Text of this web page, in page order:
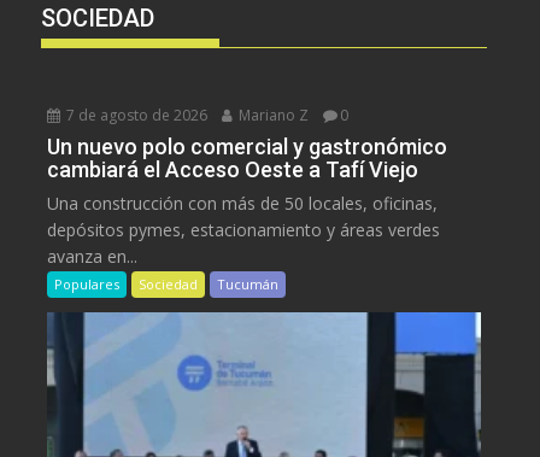
SOCIEDAD
7 de agosto de 2026 Mariano Z 0
Un nuevo polo comercial y gastronómico
cambiará el Acceso Oeste a Tafí Viejo
Una construcción con más de 50 locales, oficinas,
depósitos pymes, estacionamiento y áreas verdes
avanza en...
Populares Sociedad Tucumán